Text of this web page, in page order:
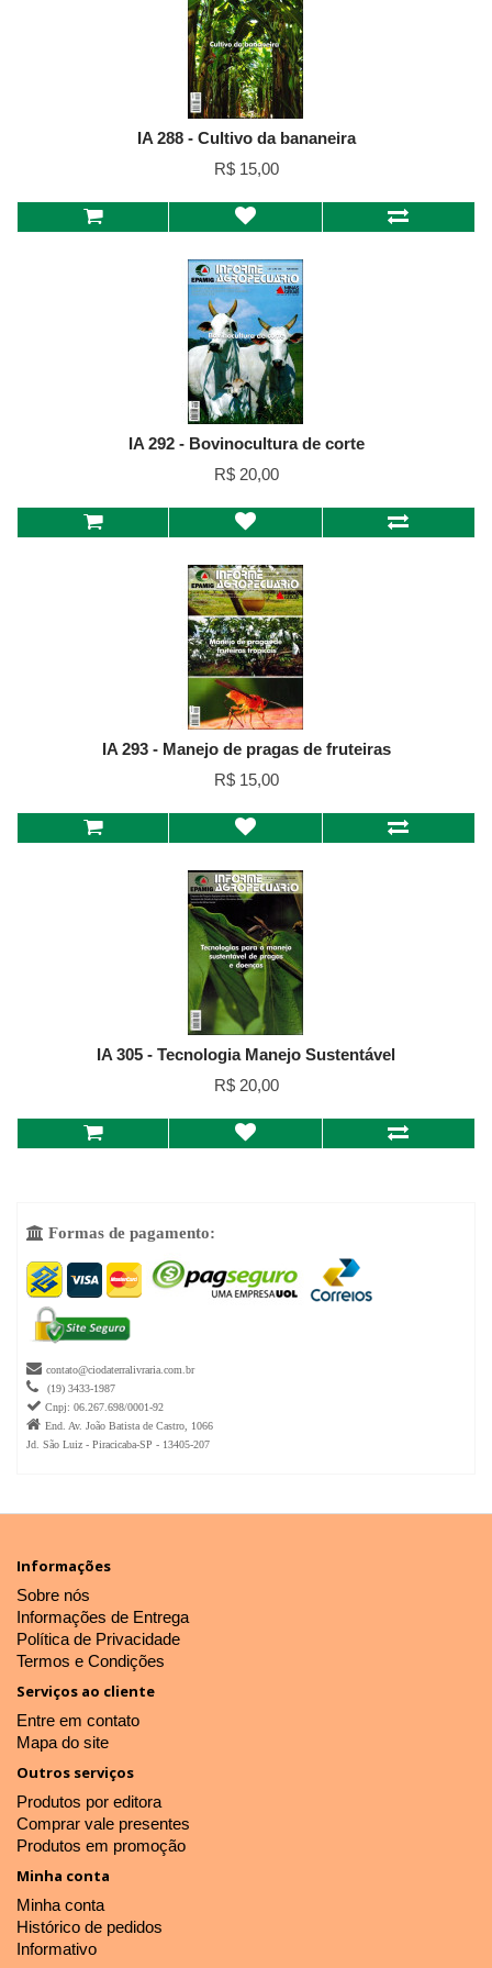
IA 288 - Cultivo da bananeira
R$ 15,00
IA 292 - Bovinocultura de corte
R$ 20,00
IA 293 - Manejo de pragas de fruteiras
R$ 15,00
IA 305 - Tecnologia Manejo Sustentável
R$ 20,00
 Formas de pagamento:
 contato@ciodaterralivraria.com.br
 (19) 3433-1987
 Cnpj: 06.267.698/0001-92
 End. Av. João Batista de Castro, 1066
Jd. São Luiz - Piracicaba-SP - 13405-207
Informações
Sobre nós
Informações de Entrega
Política de Privacidade
Termos e Condições
Serviços ao cliente
Entre em contato
Mapa do site
Outros serviços
Produtos por editora
Comprar vale presentes
Produtos em promoção
Minha conta
Minha conta
Histórico de pedidos
Informativo